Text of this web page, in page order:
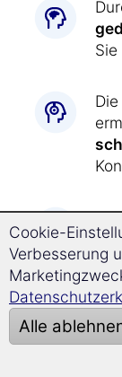
Die
Cookie-
Verbesserung
Alle